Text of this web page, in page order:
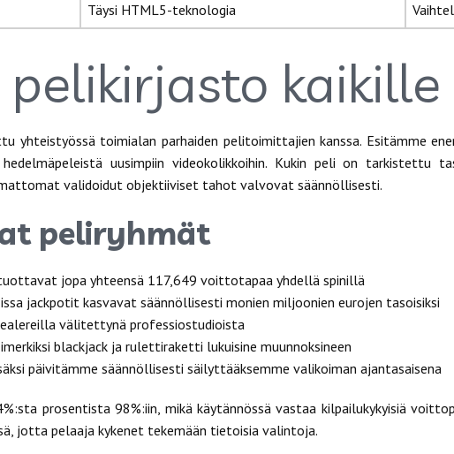
Täysi HTML5-teknologia
yhteistyössä toimialan parhaiden pelitoimittajien kanssa. Esitämme
uusimpiin videokolikkoihin. Kukin peli on tarkistettu
validoidut objektiiviset tahot valvovat säännöllisesti.
peliryhmät
jopa yhteensä 117,649 voittotapaa yhdellä spinillä
jackpotit kasvavat säännöllisesti monien miljoonien eurojen tasoisiksi
välitettynä professiostudioista
blackjack ja rulettiraketti lukuisine muunnoksineen
päivitämme säännöllisesti säilyttääksemme valikoiman ajantasaisena
prosentista 98%:iin, mikä käytännössä vastaa kilpailukykyisiä
jotta pelaaja kykenet tekemään tietoisia valintoja.